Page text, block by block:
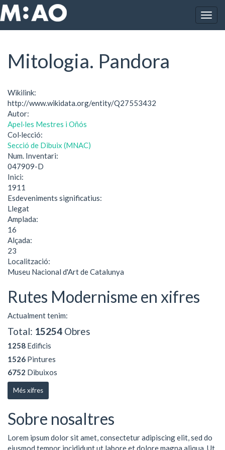
Vés al contingut
Inici Mitologia. Pandora
Mitologia. Pandora
Wikilink:
http://www.wikidata.org/entity/Q27553432
Autor:
Apel·les Mestres i Oñós
Col·lecció:
Secció de Dibuix (MNAC)
Num. Inventari:
047909-D
Inici:
1911
Esdeveniments significatius:
Llegat
Amplada:
16
Alçada:
23
Localització:
Museu Nacional d'Art de Catalunya
Rutes Modernisme en xifres
Actualment tenim:
Total: 15254 Obres
1258 Edificis
1526 Pintures
6752 Dibuixos
Més xifres
Sobre nosaltres
Lorem ipsum dolor sit amet, consectetur adipiscing elit, sed do
eiusmod tempor incididunt ut labore et dolore magna aliqua. Ut